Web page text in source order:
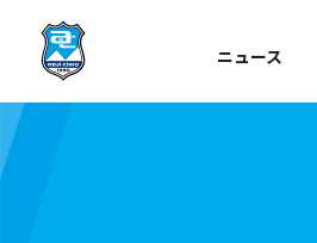
ニュース